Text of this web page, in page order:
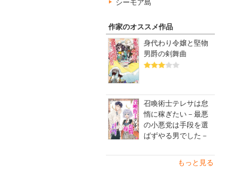
シーモア島
作家のオススメ作品
身代わり令嬢と堅物
男爵の剣舞曲
召喚術士テレサは怠
惰に稼ぎたい－最悪
の小悪党は手段を選
ばずやる男でした－
もっと見る